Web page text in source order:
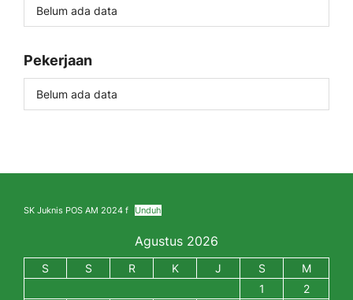
Belum ada data
Pekerjaan
Belum ada data
SK Juknis POS AM 2024 f Unduh
Agustus 2026
S S R K J S
M
1
2